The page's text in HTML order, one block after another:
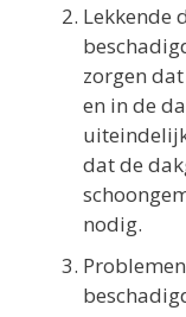
Lekkende
zorgen
en in de
dat de
nodig.